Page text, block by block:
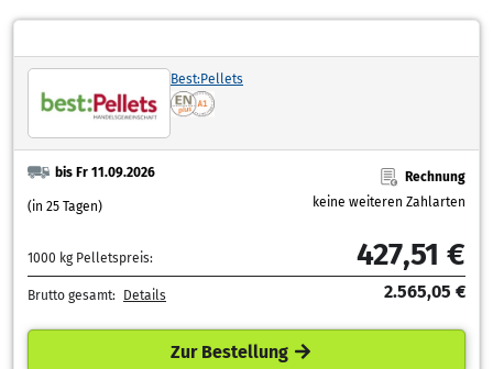
Best:Pellets
bis Fr 11.09.2026
(in 25 Tagen)
Rechnung
keine weiteren Zahlarten
1000 kg Pelletspreis: 427,51 €
Brutto gesamt: Details 2.565,05 €
Zur Bestellung